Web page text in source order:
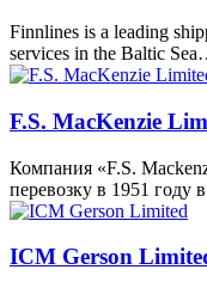
Finnlines is a leading
services in the Baltic
F.S. MacKenzie
Компания «F.S.
перевозку в 1951
ICM Gerson